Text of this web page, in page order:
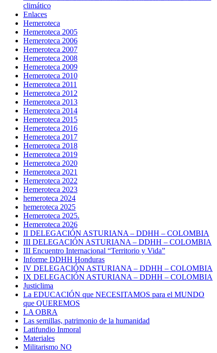
climático
Enlaces
Hemeroteca
Hemeroteca 2005
Hemeroteca 2006
Hemeroteca 2007
Hemeroteca 2008
Hemeroteca 2009
Hemeroteca 2010
Hemeroteca 2011
Hemeroteca 2012
Hemeroteca 2013
Hemeroteca 2014
Hemeroteca 2015
Hemeroteca 2016
Hemeroteca 2017
Hemeroteca 2018
Hemeroteca 2019
Hemeroteca 2020
Hemeroteca 2021
Hemeroteca 2022
Hemeroteca 2023
hemeroteca 2024
hemeroteca 2025
Hemeroteca 2025.
Hemeroteca 2026
II DELEGACIÓN ASTURIANA – DDHH – COLOMBIA
III DELEGACIÓN ASTURIANA – DDHH – COLOMBIA
III Encuentro Internacional “Territorio y Vida”
Informe DDHH Honduras
IV DELEGACIÓN ASTURIANA – DDHH – COLOMBIA
IX DELEGACIÓN ASTURIANA – DDHH – COLOMBIA
Justiclima
La EDUCACIÓN que NECESITAMOS para el MUNDO
que QUEREMOS
LA OBRA
Las semillas, patrimonio de la humanidad
Latifundio Inmoral
Materiales
Militarismo NO